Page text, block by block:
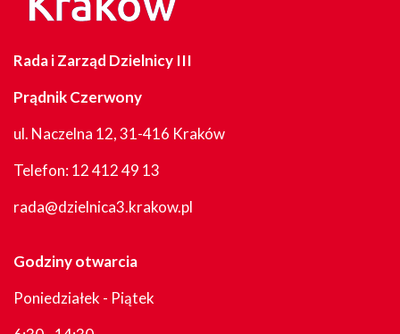
Rada i Zarząd Dzielnicy III
Prądnik Czerwony
ul. Naczelna 12, 31-416 Kraków
Telefon:12 412 49 13
rada@dzielnica3.krakow.pl
Godziny otwarcia
Poniedziałek - Piątek